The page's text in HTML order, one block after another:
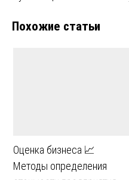
по
записям
Похожие статьи
Оценка бизнеса 📈
Методы определения